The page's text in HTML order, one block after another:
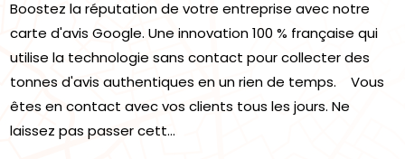
Boostez la réputation de votre entreprise avec notre
carte d'avis Google. Une innovation 100 % française qui
utilise la technologie sans contact pour collecter des
tonnes d'avis authentiques en un rien de temps. Vous
êtes en contact avec vos clients tous les jours. Ne
laissez pas passer cett...